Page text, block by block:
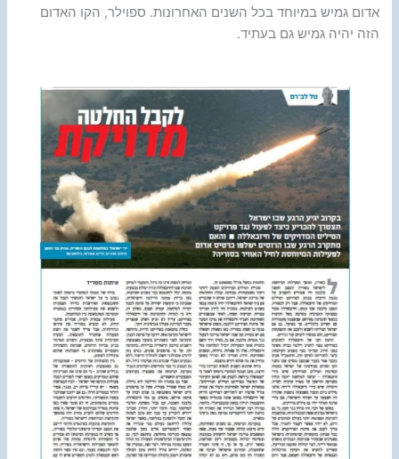
אדום גמיש במיוחד בכל השנים האחרונות. ספוילר, הקו האדום
הזה יהיה גמיש גם בעתיד.